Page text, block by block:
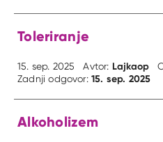
Toleriranje
15. sep. 2025 Avtor: Lajkaop
Zadnji odgovor:15. sep. 2025
Alkoholizem